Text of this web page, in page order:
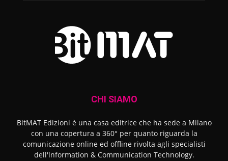
CHI SIAMO
BitMAT Edizioni è una casa editrice che ha sede a Milano
con una copertura a 360° per quanto riguarda la
comunicazione online ed offline rivolta agli specialisti
dell'lnformation & Communication Technology.